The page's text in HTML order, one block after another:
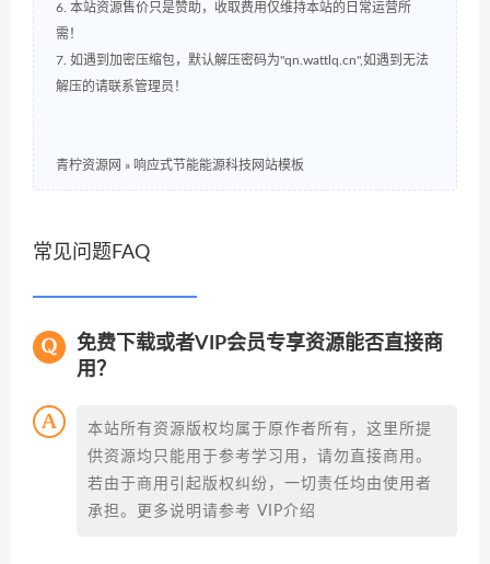
6. 本站资源售价只是赞助，收取费用仅维持本站的日常运营所
需！
7. 如遇到加密压缩包，默认解压密码为"qn.wattlq.cn",如遇到无法
解压的请联系管理员！
青柠资源网 » 响应式节能能源科技网站模板
常见问题FAQ
免费下载或者VIP会员专享资源能否直接商
用？
本站所有资源版权均属于原作者所有，这里所提
供资源均只能用于参考学习用，请勿直接商用。
若由于商用引起版权纠纷，一切责任均由使用者
承担。更多说明请参考 VIP介绍